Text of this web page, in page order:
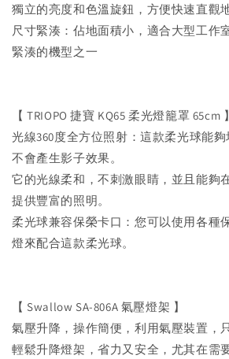
獨立的亮度和色溫旋鈕，方便快速直觀
尺寸緊湊：佔地面積小，適合大型工作
緊湊的機型之一
【 TRIOPO 捷寶 KQ65 柔光燈籠罩 65cm 】
光線360度全方位照射：這款柔光球能
不會產生影子效果。
它的光線柔和，不刺激眼睛，並且能夠
提供豐富的照明。
柔光球兼容保榮卡口：您可以使用各種
燈來配合這款柔光球。
【 Swallow SA-806A 氣壓燈架 】
氣壓升降，操作簡便，利用氣壓裝置，
輕鬆升降燈架，省力又安全，尤其在需